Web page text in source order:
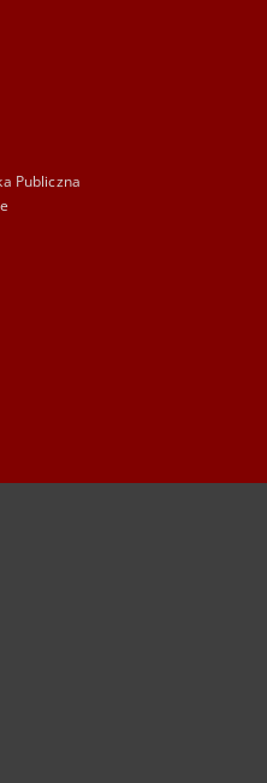
Publiczna